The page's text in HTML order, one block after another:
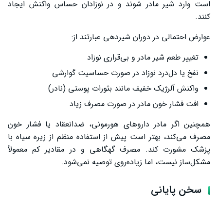
است وارد شیر مادر شوند و در نوزادان حساس واکنش ایجاد
کنند.
عوارض احتمالی در دوران شیردهی عبارتند از:
تغییر طعم شیر مادر و بی‌قراری نوزاد
نفخ یا دل‌درد نوزاد در صورت حساسیت گوارشی
واکنش آلرژیک خفیف مانند بثورات پوستی (نادر)
افت فشار خون مادر در صورت مصرف زیاد
همچنین اگر مادر داروهای هورمونی، ضدانعقاد یا فشار خون
مصرف می‌کند، بهتر است پیش از استفاده منظم از زیره سیاه با
پزشک مشورت کند. مصرف گهگاهی و در مقادیر کم معمولاً
مشکل‌ساز نیست، اما زیاده‌روی توصیه نمی‌شود.
سخن پایانی